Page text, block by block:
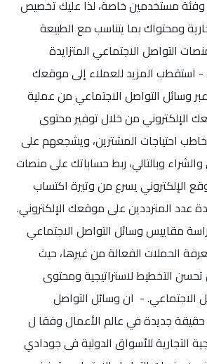
مستخدمين خاصة، لذا عليك تخصيص
ومحتواك بما يتناسب مع الطبيعة
التواصل الاجتماعي المتزايدة
استقطب المزيد للعملاء إلى موقعك
وسائل التواصل الاجتماعي من عملية
الإلكتروني من خلال توفير محتوى
احتياجات المشترين، ويشجعهم على
وبالتالي، ربط حساباتك على منصات
الإلكتروني يسرع من وتيرة اكتساب
عدد المترددين على موقعك الإلكتروني.
مقاييس وسائل التواصل الاجتماعي
الحملات الفعالة من غيرها، حيث
التخطيط لاستراتيجية ومحتوى
الاجتماعي. - ان وسائل التواصل
حقيقة جديدة في عالم الأعمال وفقا ل
التجارية للأسواق الدولية فى جودادي